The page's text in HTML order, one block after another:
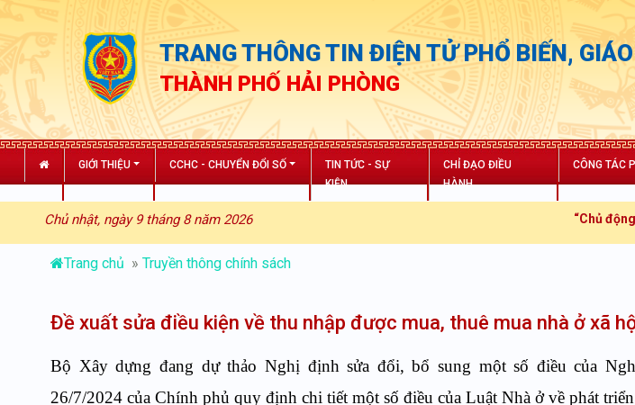
TRANG THÔNG TIN ĐIỆN TỬ PHỔ BIẾN,
THÀNH PHỐ HẢI PHÒNG
GIỚI THIỆU CCHC - CHUYỂN ĐỔI SỐ
TIN TỨC - SỰ
KIỆN
CHỈ ĐẠO ĐIỀU
HÀNH
CÔNG TÁC
Chủ nhật, ngày 9 tháng 8 năm 2026 “Chủ động thực
Trang chủ »Truyền thông chính sách
Đề xuất sửa điều kiện về thu nhập được mua, thuê mua nhà ở xã
Bộ Xây dựng đang dự thảo Nghị định sửa đổi, bổ sung một số điều của
26/7/2024 của Chính phủ quy định chi tiết một số điều của Luật Nhà ở về phát